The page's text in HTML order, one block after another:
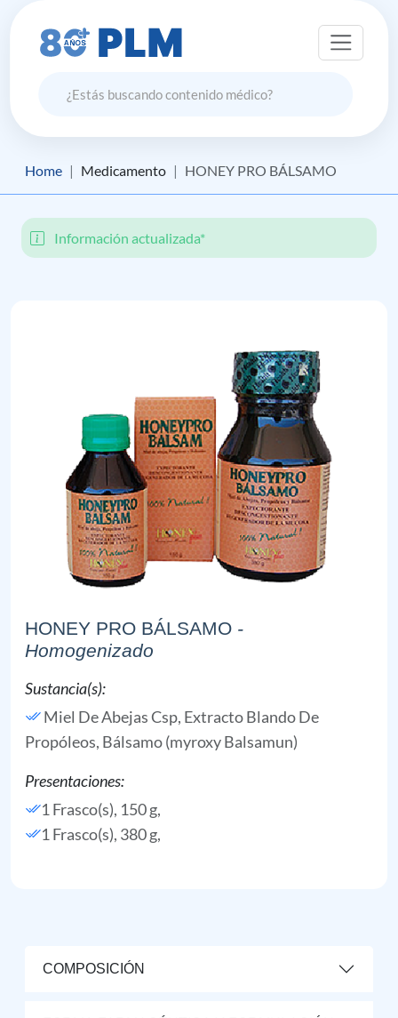
Home Medicamento HONEY PRO BÁLSAMO
Información actualizada*
HONEY PRO BÁLSAMO -
Homogenizado
Sustancia(s):
Miel De Abejas Csp, Extracto Blando De
Propóleos, Bálsamo (myroxy Balsamun)
Presentaciones:
1 Frasco(s), 150 g,
1 Frasco(s), 380 g,
COMPOSICIÓN